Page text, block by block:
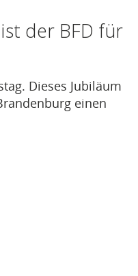
der BFD für
Dieses Jubiläum
einen